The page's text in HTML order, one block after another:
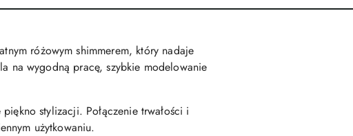
różowym shimmerem, który nadaje
na wygodną pracę, szybkie modelowanie
stylizacji. Połączenie trwałości i
użytkowaniu.